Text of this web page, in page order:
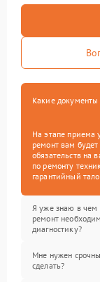
Какие документы
На этапе приема
ремонт вам
обязательств на
по ремонту
гарантийный
Я уже знаю в чем
ремонт
диагностику?
Мне нужен
сделать?